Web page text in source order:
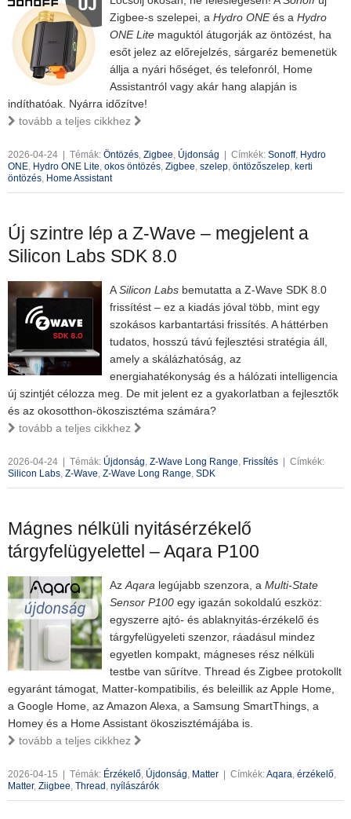
Zigbee-s szelepei, a Hydro ONEés a Hydro
ONE Lite maguktól átugorják az öntözést, ha
esőt jelez az előrejelzés, sárgaréz bemenetük
állja a nyári hőséget, és telefonról, Home
Assistantról vagy akár hang alapján is
indíthatóak. Nyárra időzítve!
tovább a teljes cikkhez
2026-04-24 Témák: Öntözés, Zigbee, Újdonság Címkék: Sonoff, Hydro
ONE, Hydro ONE Lite, okos öntözés, Zigbee, szelep, öntözőszelep, kerti
öntözés, Home Assistant
Új szintre lép a Z-Wave – megjelent a
Silicon Labs SDK 8.0
ASilicon Labs bemutatta a Z-Wave SDK 8.0
frissítést – ez a kiadás jóval több, mint egy
szokásos karbantartási frissítés. A háttérben
tudatos, hosszú távú fejlesztési stratégia áll,
amely a skálázhatóság, az
energiahatékonyság és a hálózati intelligencia
új szintjét célozza meg. De mit jelent ez a gyakorlatban a fejlesztők
és az okosotthon-ökoszisztéma számára?
tovább a teljes cikkhez
2026-04-24 Témák: Újdonság, Z-Wave Long Range, Frissítés
Címkék:
Silicon Labs, Z-Wave, Z-Wave Long Range, SDK
Mágnes nélküli nyitásérzékelő
tárgyfelügyelettel – Aqara P100
Az Aqara legújabb szenzora, a Multi-State
Sensor P100 egy igazán sokoldalú eszköz:
egyszerre ajtó- és ablaknyitás-érzékelő és
tárgyfelügyeleti szenzor, ráadásul mindez
egyetlen kompakt, mágneses rész nélküli
testbe van sűrítve. Thread és Zigbee protokollt
egyaránt támogat, Matter-kompatibilis, és beleillik az Apple Home,
a Google Home, az Amazon Alexa, a Samsung SmartThings, a
Homey és a Home Assistant ökoszisztémájába is.
tovább a teljes cikkhez
2026-04-15 Témák: Érzékelő, Újdonság, Matter Címkék:Aqara, érzékelő,
Matter, Ziigbee, Thread , nyílászárók